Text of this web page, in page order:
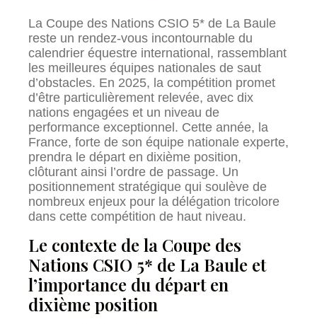
La Coupe des Nations CSIO 5* de La Baule
reste un rendez-vous incontournable du
calendrier équestre international, rassemblant
les meilleures équipes nationales de saut
d’obstacles. En 2025, la compétition promet
d’être particulièrement relevée, avec dix
nations engagées et un niveau de
performance exceptionnel. Cette année, la
France, forte de son équipe nationale experte,
prendra le départ en dixième position,
clôturant ainsi l’ordre de passage. Un
positionnement stratégique qui soulève de
nombreux enjeux pour la délégation tricolore
dans cette compétition de haut niveau.
Le contexte de la Coupe des
Nations CSIO 5* de La Baule et
l’importance du départ en
dixième position